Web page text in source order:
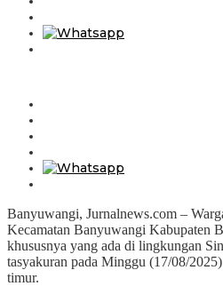
Banyuwangi, Jurnalnews.com –
Kecamatan Banyuwangi Kabupaten
khususnya yang ada di lingkungan
tasyakuran pada Minggu (17/08/
timur.